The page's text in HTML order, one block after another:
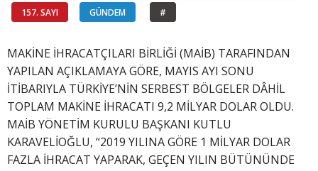
157. SAYI GÜNDEM #
MAKİNE İHRACATÇILARI BİRLİĞİ (MAİB) TARAFINDAN
YAPILAN AÇIKLAMAYA GÖRE, MAYIS AYI SONU
İTİBARIYLA TÜRKİYE’NİN SERBEST BÖLGELER DÂHİL
TOPLAM MAKİNE İHRACATI 9,2 MİLYAR DOLAR OLDU.
MAİB YÖNETİM KURULU BAŞKANI KUTLU
KARAVELİOĞLU, “2019 YILINA GÖRE 1 MİLYAR DOLAR
FAZLA İHRACAT YAPARAK, GEÇEN YILIN BÜTÜNÜNDE